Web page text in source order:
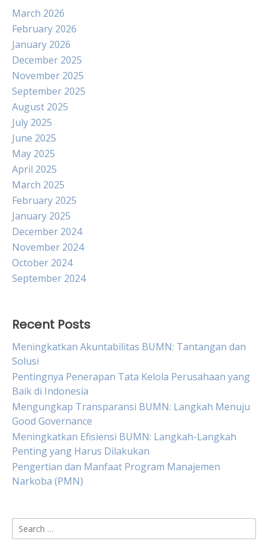
March 2026
February 2026
January 2026
December 2025
November 2025
September 2025
August 2025
July 2025
June 2025
May 2025
April 2025
March 2025
February 2025
January 2025
December 2024
November 2024
October 2024
September 2024
Recent Posts
Meningkatkan Akuntabilitas BUMN: Tantangan dan
Solusi
Pentingnya Penerapan Tata Kelola Perusahaan yang
Baik di Indonesia
Mengungkap Transparansi BUMN: Langkah Menuju
Good Governance
Meningkatkan Efisiensi BUMN: Langkah-Langkah
Penting yang Harus Dilakukan
Pengertian dan Manfaat Program Manajemen
Narkoba (PMN)
Search
for: